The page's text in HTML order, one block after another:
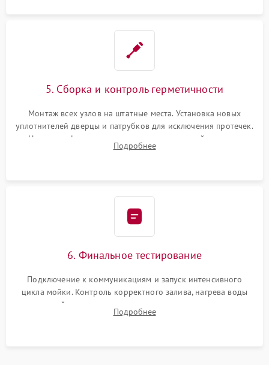
5. Сборка и контроль герметичности
Монтаж всех узлов на штатные места. Установка новых
уплотнителей дверцы и патрубков для исключения протечек.
Надежная фиксация хомутов гидравлической системы,
сборка корпуса и установка датчика поплавка.
Подробнее
6. Финальное тестирование
Подключение к коммуникациям и запуск интенсивного
цикла мойки. Контроль корректного залива, нагрева воды
до нужной температуры, отсутствия посторонних шумов,
штатного слива и абсолютной сухости в поддоне.
Подробнее